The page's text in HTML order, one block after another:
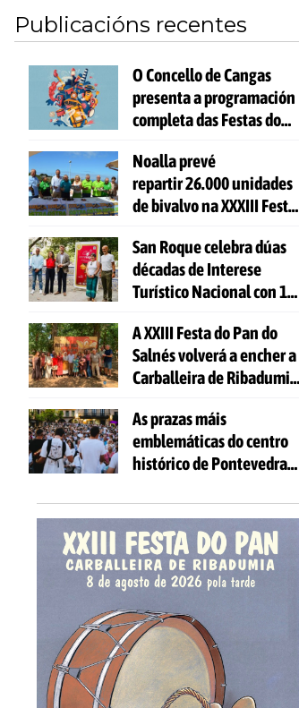
Publicacións recentes
O Concello de Cangas
presenta a programación
completa das Festas do
Noalla prevé
repartir 26.000 unidades
de bivalvo na XXXIII Festa
San Roque celebra dúas
décadas de Interese
Turístico Nacional con 10
actividades gratuítas
A XXIII Festa do Pan do
Salnés volverá a encher a
Carballeira de Ribadumia
e actividades para todas
as idades
As prazas máis
emblemáticas do centro
histórico de Pontevedra
voces coa celebración de
'Aquí Cántase'